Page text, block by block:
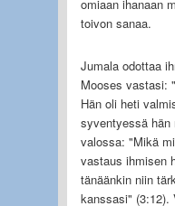
omiaan ihanaan
toivon sanaa.
Jumala odottaa
Mooses vastasi:
Hän oli heti
syventyessä
valossa: "Mikä
vastaus ihmisen
tänäänkin niin
kanssasi" (3:12).